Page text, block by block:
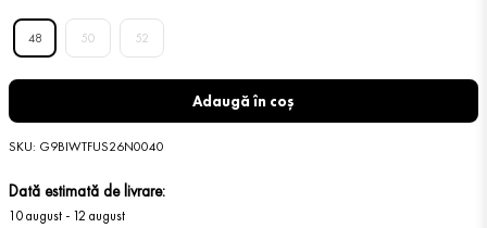
48 50 52
Adaugă în coș
SKU: G9BIWTFUS26N0040
Dată estimată de livrare:
10 august - 12 august